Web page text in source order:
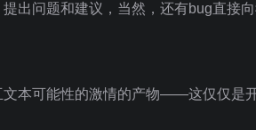
出问题和建议，当然，还有bug直接
文本可能性的激情的产物——这仅仅是